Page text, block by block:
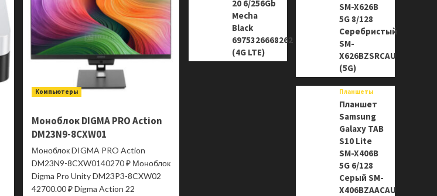
Компьютеры
Моноблок DIGMA PRO Action
DM23N9-8CXW01
Моноблок DIGMA PRO Action
DM23N9-8CXW0140270 ₽ Моноблок
Digma Pro Unity DM23P3-8CXW02
42700.00 ₽ Digma Action 22
20 6/256Gb
Mecha
Black
6975326668262
(4G LTE)
SM-X626B
5G 8/128
Серебристый
SM-
X626BZSRCAU
(5G)
Планшеты
Планшет
Samsung
Galaxy TAB
S10 Lite
SM-X406B
5G 6/128
Серый SM-
X406BZAACAU